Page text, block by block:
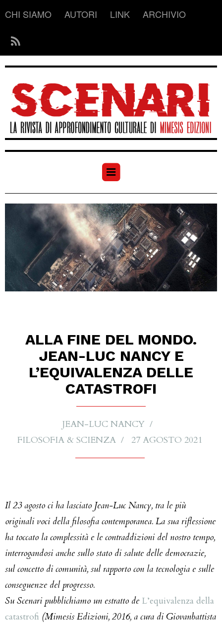
CHI SIAMO AUTORI LINK ARCHIVIO
ALLA FINE DEL MONDO.
JEAN-LUC NANCY E
L’EQUIVALENZA DELLE
CATASTROFI
JEAN-LUC NANCY
FILOSOFIA & SCIENZA
27 AGOSTO 2021
Il 23 agosto ci ha lasciato Jean-Luc Nancy, tra le più
originali voci della filosofia contemporanea. La sua riflessione
ha toccato la complessità e le contraddizioni del nostro tempo,
interrogandosi anche sullo stato di salute delle democrazie,
sul concetto di comunità, sul rapporto con la tecnologia e sulle
conseguenze del progresso.
Su Scenari pubblichiamo un estratto de L’equivalenza della
catastrofi (Mimesis Edizioni, 2016, a cura di Giovanbattista